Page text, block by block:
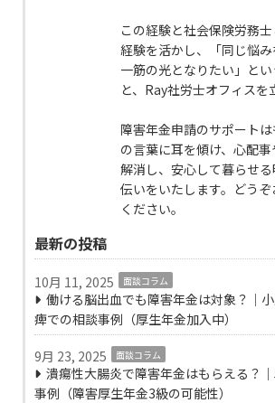
この経験と社会保険労務
経験を活かし、「同じ悩
一筋の光となりたい」と
と、Ray社労士オフィスを
障害年金申請のサポート
の言葉に耳を傾け、心配
解消し、安心して暮らせ
伝いをいたします。どう
ください。
最新の投稿
10月 11, 2025 面談コラム
働ける脳出血でも障害年金は対象？｜
痺での相談事例（厚生年金加入中）
9月 23, 2025 面談コラム
潰瘍性大腸炎で障害年金はもらえる？
事例（障害厚生年金3級の可能性）